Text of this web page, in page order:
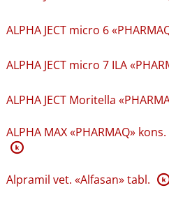
ALPHA JECT micro 6
ALPHA JECT micro 7 ILA
ALPHA JECT Moritella
ALPHA MAX «PHARMAQ»
K
Alpramil vet. «Alfasan» tabl. K